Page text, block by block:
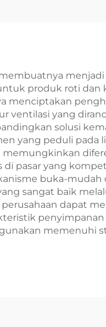
Baru/
produk roti dan
menciptakan
yang
solusi
yang peduli
pasar yang
buka-mudah
sangat baik
dapat
memenuhi